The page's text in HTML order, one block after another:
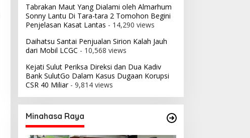
Tabrakan Maut Yang Dialami oleh Almarhum
Sonny Lantu Di Tara-tara 2 Tomohon Begini
Penjelasan Kasat Lantas - 14,290 views
Daihatsu Santai Penjualan Sirion Kalah Jauh
dari Mobil LCGC - 10,568 views
Kejati Sulut Periksa Direksi dan Dua Kadiv
Bank SulutGo Dalam Kasus Dugaan Korupsi
CSR 40 Miliar- 9,814 views
Minahasa Raya